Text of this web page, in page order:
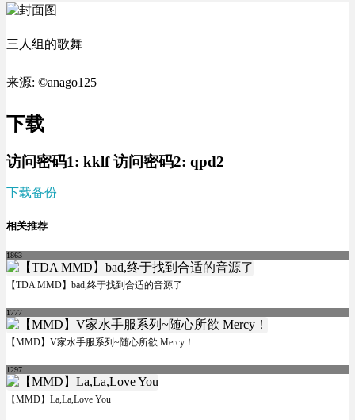
三人组的歌舞
来源: ©anago125
下载
访问密码1: kklf 访问密码2: qpd2
下载备份
相关推荐
1863
【TDA MMD】bad,终于找到合适的音源了
1777
【MMD】V家水手服系列~随心所欲 Mercy！
1297
【MMD】La,La,Love You